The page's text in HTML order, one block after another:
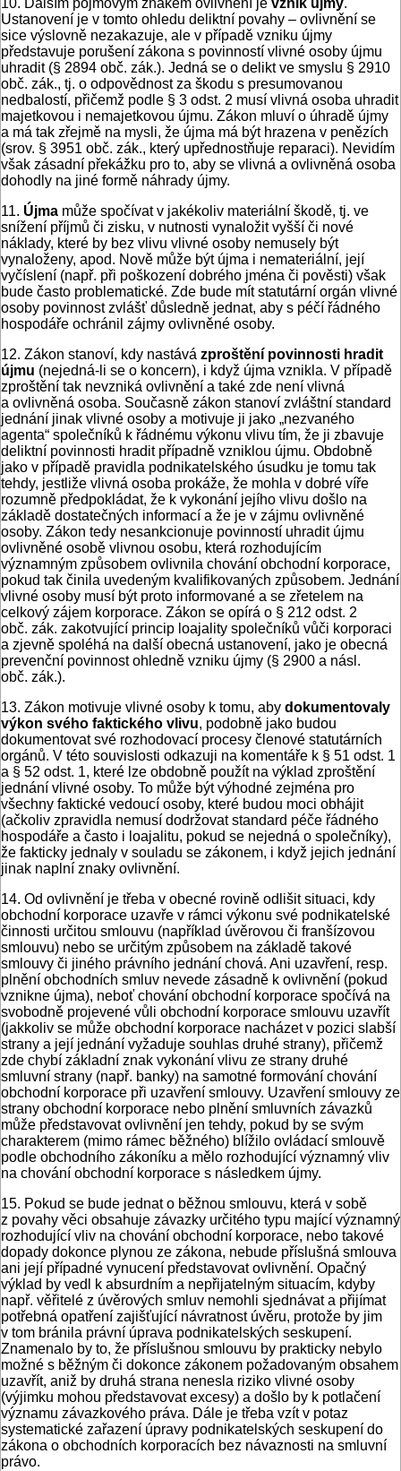
10. Dalším pojmovým znakem ovlivnění je vznik újmy.
Ustanovení je v tomto ohledu deliktní povahy – ovlivnění se
sice výslovně nezakazuje, ale v případě vzniku újmy
představuje porušení zákona s povinností vlivné osoby újmu
uhradit (§ 2894 obč. zák.). Jedná se o delikt ve smyslu § 2910
obč. zák., tj. o odpovědnost za škodu s presumovanou
nedbalostí, přičemž podle § 3 odst. 2 musí vlivná osoba uhradit
majetkovou i nemajetkovou újmu. Zákon mluví o úhradě újmy
a má tak zřejmě na mysli, že újma má být hrazena v penězích
(srov. § 3951 obč. zák., který upřednost­ňuje reparaci). Nevidím
však zásadní překážku pro to, aby se vlivná a ovlivněná osoba
dohodly na jiné formě náhrady újmy.
11. Újma může spočívat v jakékoliv materiální škodě, tj. ve
snížení příjmů či zisku, v nutnosti vynaložit vyšší či nové
náklady, které by bez vlivu vlivné osoby nemusely být
vynaloženy, apod. Nově může být újma i nemateriální, její
vyčíslení (např. při poškození dobrého jména či pověsti) však
bude často problematické. Zde bude mít statutární orgán vlivné
osoby povinnost zvlášť důsledně jednat, aby s péčí řádného
hospodáře ochránil zájmy ovlivněné osoby.
12. Zákon stanoví, kdy nastává zproštění povinnosti hradit
újmu (nejedná-li se o koncern), i když újma vznikla. V případě
zproštění tak nevzniká ovlivnění a také zde není vlivná
a ovlivněná osoba. Současně zákon stanoví zvláštní standard
jednání jinak vlivné osoby a motivuje ji jako „nezvaného
agenta“ společníků k řádnému výkonu vlivu tím, že ji zbavuje
deliktní povinnosti hradit případně vzniklou újmu. Obdobně
jako v případě pravidla podnikatelského úsudku je tomu tak
tehdy, jestliže vlivná osoba prokáže, že mohla v dobré víře
rozumně předpokládat, že k vykonání jejího vlivu došlo na
základě dostatečných informací a že je v zájmu ovlivněné
osoby. Zákon tedy nesankcionuje povinností uhradit újmu
ovlivněné osobě vlivnou osobu, která rozhodujícím
významným způsobem ovlivnila chování obchodní korporace,
pokud tak činila uvedeným kvalifikovaných způsobem. Jednání
vlivné osoby musí být proto informované a se zřetelem na
celkový zájem korporace. Zákon se opírá o § 212 odst. 2
obč. zák. zakotvující princip loajality společníků vůči korporaci
a zjevně spoléhá na další obecná ustanovení, jako je obecná
prevenční povinnost ohledně vzniku újmy (§ 2900 a násl.
obč. zák.).
13. Zákon motivuje vlivné osoby k tomu, aby dokumentovaly
výkon svého faktického vlivu, podobně jako budou
dokumentovat své rozhodovací procesy členové statutárních
orgánů. V této souvislosti odkazuji na komentáře k § 51 odst. 1
a § 52 odst. 1, které lze obdobně použít na výklad zproštění
jednání vlivné osoby. To může být výhodné zejména pro
všechny faktické vedoucí osoby, které budou moci obhájit
(ačkoliv zpravidla nemusí dodržovat standard péče řádného
hospodáře a často i loa­jalitu, pokud se nejedná o společníky),
že fakticky jednaly v souladu se zákonem, i když jejich jednání
jinak naplní znaky ovlivnění.
14. Od ovlivnění je třeba v obecné rovině odlišit situaci, kdy
obchodní korporace uzavře v rámci výkonu své podnikatelské
činnosti určitou smlouvu (například úvěrovou či franšízovou
smlouvu) nebo se určitým způsobem na základě takové
smlouvy či jiného právního jednání chová. Ani uzavření, resp.
plnění obchodních smluv nevede zásadně k ovlivnění (pokud
vznikne újma), neboť chování obchodní korporace spočívá na
svobodně projevené vůli obchodní korporace smlouvu uzavřít
(jakkoliv se může obchodní korporace nacházet v pozici slabší
strany a její jednání vyžaduje souhlas druhé strany), přičemž
zde chybí základní znak vykonání vlivu ze strany druhé
smluvní strany (např. banky) na samotné formování chování
obchodní korporace při uzavření smlouvy. Uzavření smlouvy ze
strany obchodní korporace nebo plnění smluvních závazků
může představovat ovlivnění jen tehdy, pokud by se svým
charakterem (mimo rámec běžného) blížilo ovládací smlouvě
podle obchodního zákoníku a mělo rozhodující významný vliv
na chování obchodní korporace s následkem újmy.
15. Pokud se bude jednat o běžnou smlouvu, která v sobě
z povahy věci obsahuje závazky určitého typu mající významný
rozhodující vliv na chování obchodní korporace, nebo takové
dopady dokonce plynou ze zákona, nebude příslušná smlouva
ani její případné vynucení představovat ovlivnění. Opačný
výklad by vedl k absurdním a nepřijatelným situacím, kdyby
např. věřitelé z úvěrových smluv nemohli sjednávat a přijímat
potřebná opatření zajišťující návratnost úvěru, protože by jim
v tom bránila právní úprava podnikatelských seskupení.
Znamenalo by to, že příslušnou smlouvu by prakticky nebylo
možné s běžným či dokonce zákonem požadovaným obsahem
uzavřít, aniž by druhá strana nenesla riziko vlivné osoby
(výjimku mohou představovat excesy) a došlo by k potlačení
významu závazkového práva. Dále je třeba vzít v potaz
systematické zařazení úpravy podnikatelských seskupení do
zákona o obchodních korporacích bez návaznosti na smluvní
právo.